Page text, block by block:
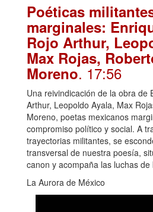
Poéticas
marginales:
Rojo Arthur,
Max Rojas,
Moreno. 17:56
Una reivindicación de la obra de
Arthur, Leopoldo Ayala, Max
Moreno, poetas mexicanos
compromiso político y social. A
trayectorias militantes, se
transversal de nuestra poesía,
canon y acompaña las luchas de
La Aurora de México